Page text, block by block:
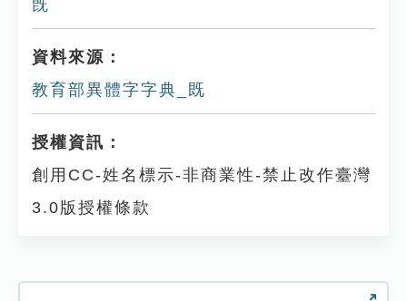
旣
資料來源：
教育部異體字字典_既
授權資訊：
創用CC-姓名標示-非商業性-禁止改作臺灣
3.0版授權條款